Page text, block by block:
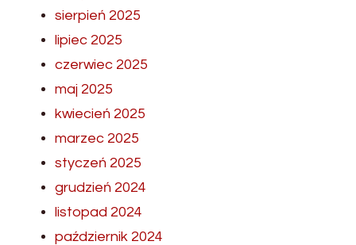
sierpień 2025
lipiec 2025
czerwiec 2025
maj 2025
kwiecień 2025
marzec 2025
styczeń 2025
grudzień 2024
listopad 2024
październik 2024